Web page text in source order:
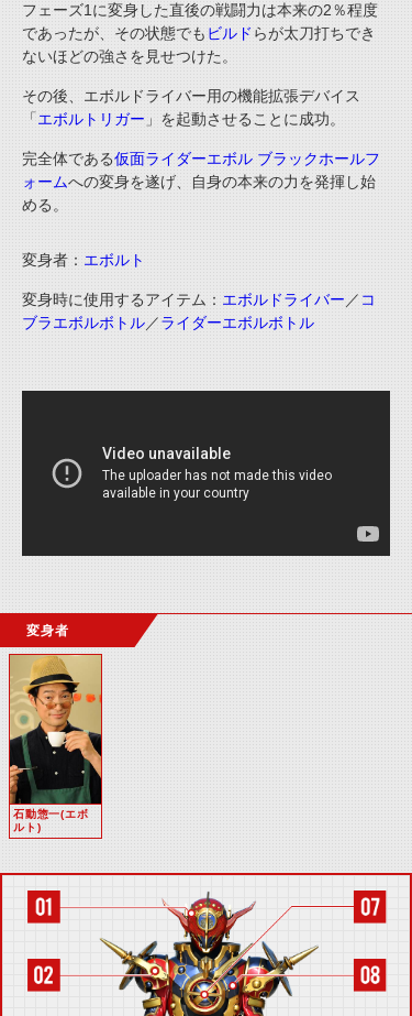
フェーズ1に変身した直後の戦闘力は本来の2％程度
であったが、その状態でも ビルド らが太刀打ちでき
ないほどの強さを見せつけた。
その後、エボルドライバー用の機能拡張デバイス
「エボルトリガー 」を起動させることに成功。
完全体である仮面ライダーエボル ブラックホールフ
ォームへの変身を遂げ、自身の本来の力を発揮し始
める。
変身者： エボルト
変身時に使用するアイテム： エボルドライバー ／ コ
ブラエボルボトル／ライダーエボルボトル
変身者
石動惣一(エボ
ルト)